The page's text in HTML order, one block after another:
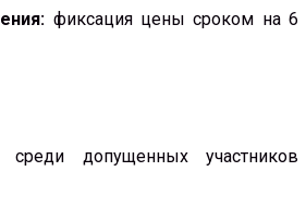
фиксация цены сроком на 6
среди допущенных участников